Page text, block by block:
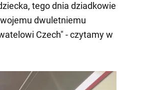
tego dnia dziadkowie
dwuletniemu
Czech" - czytamy w